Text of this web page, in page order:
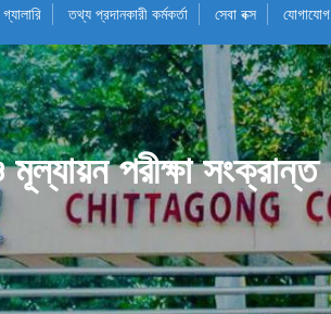
গ্যালারি তথ্য প্রদানকারী কর্মকর্তা সেবা বক্স যোগাযোগ
মূল্যায়ন পরীক্ষা সংক্রান্ত